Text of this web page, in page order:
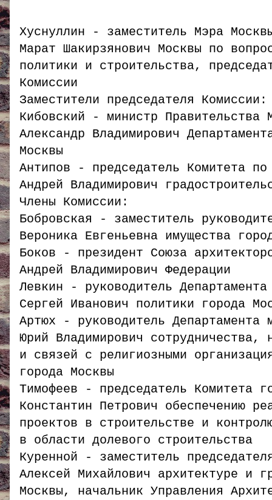
Хуснуллин - заместитель Мэра
Марат Шакирзянович Москвы по
политики и строительства,
Комиссии
Заместители председателя Комиссии:
Кибовский - министр Правительства
Александр Владимирович
Москвы
Антипов - председатель Комитета по
Андрей Владимирович
Члены Комиссии:
Бобровская - заместитель
Вероника Евгеньевна имущества
Боков - президент Союза
Андрей Владимирович Федерации
Левкин - руководитель Департамента
Сергей Иванович политики города
Артюх - руководитель Департамента
Юрий Владимирович сотрудничества,
и связей с религиозными
города Москвы
Тимофеев - председатель Комитета
Константин Петрович обеспечению
проектов в строительстве и
в области долевого строительства
Куренной - заместитель
Алексей Михайлович архитектуре и
Москвы, начальник Управления